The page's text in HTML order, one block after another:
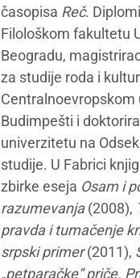
časopisa Reč.
Filološkom fakultetu
Beogradu,
za studije roda i
Centralnoevropskom
Budimpešti i
univerzitetu na
studije. U Fabrici
zbirke eseja Osam i
razumevanja(2008),
pravda i tumačenje
srpski primer(2011),
„petparačke“ priče.